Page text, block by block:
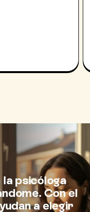
la psicóloga
Con el
a elegir